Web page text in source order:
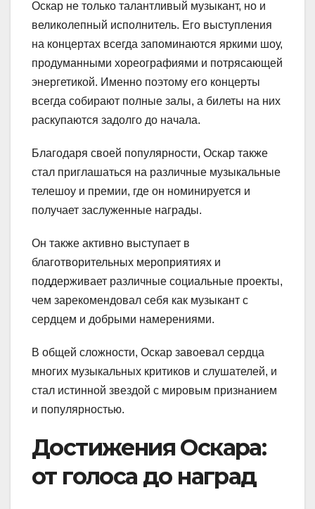
Оскар не только талантливый музыкант, но и
великолепный исполнитель. Его выступления
на концертах всегда запоминаются яркими шоу,
продуманными хореографиями и потрясающей
энергетикой. Именно поэтому его концерты
всегда собирают полные залы, а билеты на них
раскупаются задолго до начала.
Благодаря своей популярности, Оскар также
стал приглашаться на различные музыкальные
телешоу и премии, где он номинируется и
получает заслуженные награды.
Он также активно выступает в
благотворительных мероприятиях и
поддерживает различные социальные проекты,
чем зарекомендовал себя как музыкант с
сердцем и добрыми намерениями.
В общей сложности, Оскар завоевал сердца
многих музыкальных критиков и слушателей, и
стал истинной звездой с мировым признанием
и популярностью.
Достижения Оскара:
от голоса до наград